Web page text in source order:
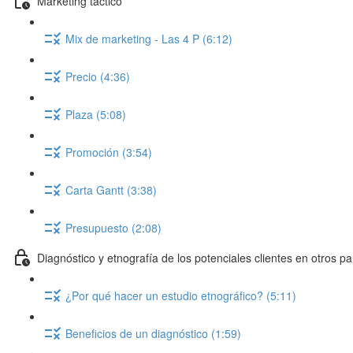
Mix de marketing - Las 4 P (6:12)
Precio (4:36)
Plaza (5:08)
Promoción (3:54)
Carta Gantt (3:38)
Presupuesto (2:08)
Diagnóstico y etnografía de los potenciales clientes en otros
¿Por qué hacer un estudio etnográfico? (5:11)
Beneficios de un diagnóstico (1:59)